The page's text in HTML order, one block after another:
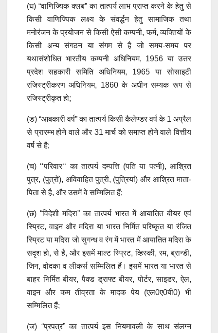
(घ) “वाणिज्यिक क्लब” का तात्पर्य लाभ प्राप्त करने के हेतु से
किसी वाणिज्यिक लक्ष्य के संवर्द्धन हेतु सामाजिक तथा
मनोरंजन के प्रयोजन से किसी ऐसी कम्पनी, फर्म, व्यक्तियों के
किसी अन्य संगठन या संगम से है जो समय-समय पर
यथासंशोधित भारतीय कम्पनी अधिनियम, 1956 या उत्तर
प्रदेश सहकारी समिति अधिनियम, 1965 या सोसाइटी
रजिस्ट्रीकरण अधिनियम, 1860 के अधीन सम्यक रूप से
रजिस्ट्रीकृत हो;
(ङ) “आबकारी वर्ष” का तात्पर्य किसी कैलेण्डर वर्ष के 1 अप्रैल
से प्रारम्भ होने वाले और 31 मार्च को समाप्त होने वाले वित्तीय
वर्ष से है;
(च) ‘‘परिवार‘‘ का तात्पर्य दम्पत्ति (पति या पत्नी), आश्रित
पुत्र, (पुत्रों), अविवाहित पुत्री, (पुत्रियां) और आश्रित माता-
पिता से है, और उसमें वे सम्मिलित हैं;
(छ) “विदेशी मदिरा” का तात्पर्य भारत में आयातित बीयर एवं
स्प्रिट, वाइन और मदिरा या भारत निर्मित परिष्कृत या रंजित
स्प्रिट या मदिरा जो सुगन्ध व रंग में भारत में आयातित मदिरा के
सदृश हो, से है, और इसमें माल्ट स्प्रिट, व्हिस्की, रम, ब्रान्डी,
जिन, वोदका व लीकर्स सम्मिलित हैं। इसमें भारत या भारत से
बाहर निर्मित बीयर, पैक्ड ड्राफ्ट बीयर, पोर्टर, साइडर, ऐल,
वाइन और कम तीव्रता के मादक पेय (एल0ए0बी0) भी
सम्मिलित हैं;
(ज) “प्रपत्र” का तात्पर्य इस नियमावली के साथ संलग्न